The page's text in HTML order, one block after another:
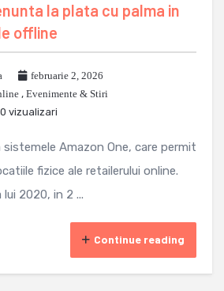
la plata cu palma in
offline
februarie 2, 2026
, Evenimente & Stiri
0 vizualizari
Amazon One, care permit
fizice ale retailerului online.
2020, in 2 ...
Continue reading